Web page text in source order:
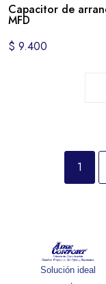
Capacitor de
MFD
$ 9.400
1
Solución ideal